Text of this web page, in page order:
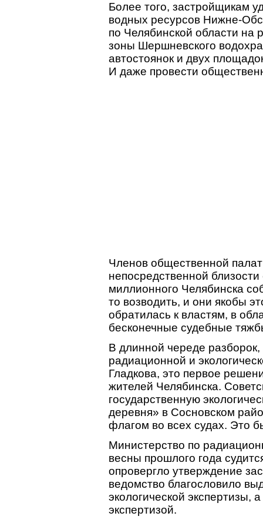
Более того, застройщикам
водных ресурсов Нижне-
по Челябинской области
зоны Шершневского
автостоянок и двух
И даже провести
Членов общественной
непосредственной
миллионного Челябинска
то возводить, и они якобы
обратилась к властям, в
бесконечные судебные
В длинной череде
радиационной и
Гладкова, это первое
жителей Челябинска.
государственную
деревня» в Сосновском
флагом во всех судах. Это
Министерство по
весны прошлого года
опровергло утверждение
ведомство благословило
экологической экспертизы,
экспертизой.